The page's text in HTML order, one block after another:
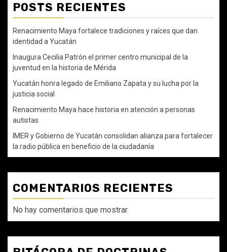
POSTS RECIENTES
Renacimiento Maya fortalece tradiciones y raíces que dan
identidad a Yucatán
Inaugura Cecilia Patrón el primer centro municipal de la
juventud en la historia de Mérida
Yucatán honra legado de Emiliano Zapata y su lucha por la
justicia social
Renacimiento Maya hace historia en atención a personas
autistas
IMER y Gobierno de Yucatán consolidan alianza para fortalecer
la radio pública en beneficio de la ciudadanía
COMENTARIOS RECIENTES
No hay comentarios que mostrar.